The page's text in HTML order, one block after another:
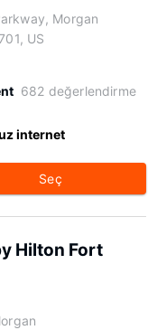
Morgan
US
682 değerlendirme
internet
Seç
Hilton Fort